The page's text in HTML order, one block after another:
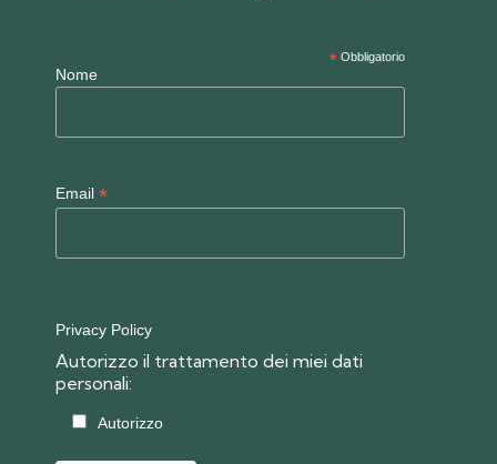
*Obbligatorio
Nome
Email*
Privacy Policy
Autorizzo il trattamento dei miei dati
personali:
Autorizzo